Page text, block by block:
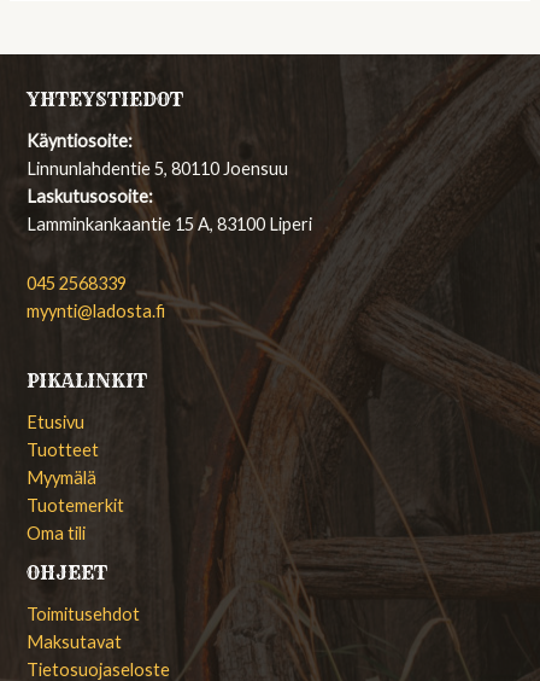
YHTEYSTIEDOT
Käyntiosoite:
Linnunlahdentie 5, 80110 Joensuu
Laskutusosoite:
Lamminkankaantie 15 A, 83100 Liperi
045 2568339
myynti@ladosta.fi
PIKALINKIT
Etusivu
Tuotteet
Myymälä
Tuotemerkit
Oma tili
OHJEET
Toimitusehdot
Maksutavat
Tietosuojaseloste